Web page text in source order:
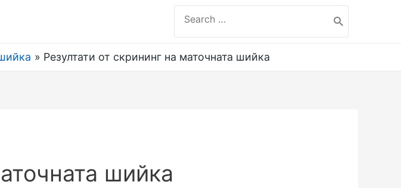
for:
Резултати от скрининг на маточната шийка
шийка